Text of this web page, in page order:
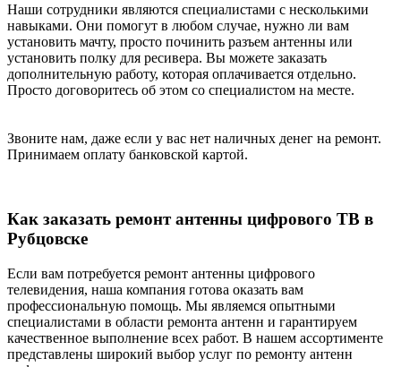
Наши сотрудники являются специалистами с несколькими
навыками. Они помогут в любом случае, нужно ли вам
установить мачту, просто починить разъем антенны или
установить полку для ресивера. Вы можете заказать
дополнительную работу, которая оплачивается отдельно.
Просто договоритесь об этом со специалистом на месте.
Звоните нам, даже если у вас нет наличных денег на ремонт.
Принимаем оплату банковской картой.
Как заказать ремонт антенны цифрового ТВ в
Рубцовске
Если вам потребуется ремонт антенны цифрового
телевидения, наша компания готова оказать вам
профессиональную помощь. Мы являемся опытными
специалистами в области ремонта антенн и гарантируем
качественное выполнение всех работ. В нашем ассортименте
представлены широкий выбор услуг по ремонту антенн